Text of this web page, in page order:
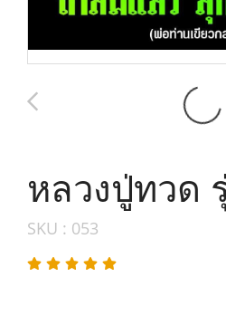
หลวงปู่ทวด
SKU : 053